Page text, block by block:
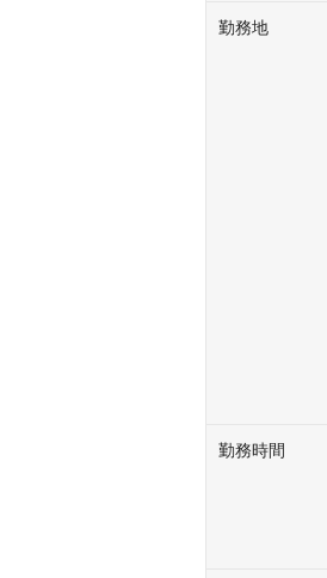
勤務地
勤務時間